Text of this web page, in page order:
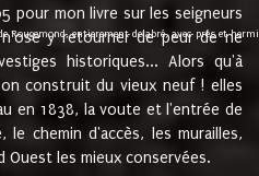
Rougemond, entierement delabré, avec près et
pour mon livre sur les seigneurs
y retourner de peur de ne
historiques... Alors qu'à
construit du vieux neuf ! elles
en 1838, la voute et l'entrée de
chemin d'accès, les murailles,
les mieux conservées.